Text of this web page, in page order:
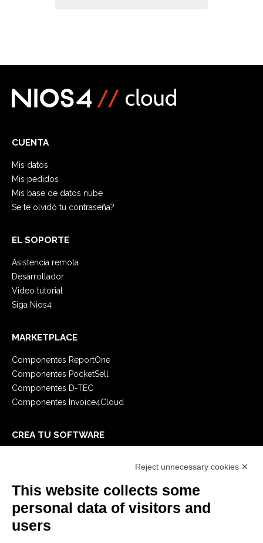
CUENTA
Mis datos
Mis pedidos
Mis base de datos nube
Se te olvidó tu contraseña?
EL SOPORTE
Asistencia remota
Desarrollador
Video tutorial
Siga Nios4
MARKETPLACE
Componentes ReportOne
Componentes PocketSell
Componentes D-TEC
Componentes Invoice4Cloud
CREA TU SOFTWARE
E-Book
LEGALES
Reject unnecessary cookies ✕
This website collects some
personal data of visitors and
users